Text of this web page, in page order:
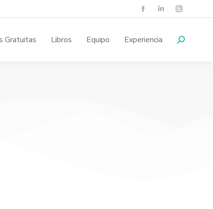
Gratuitas Libros Equipo Experiencia